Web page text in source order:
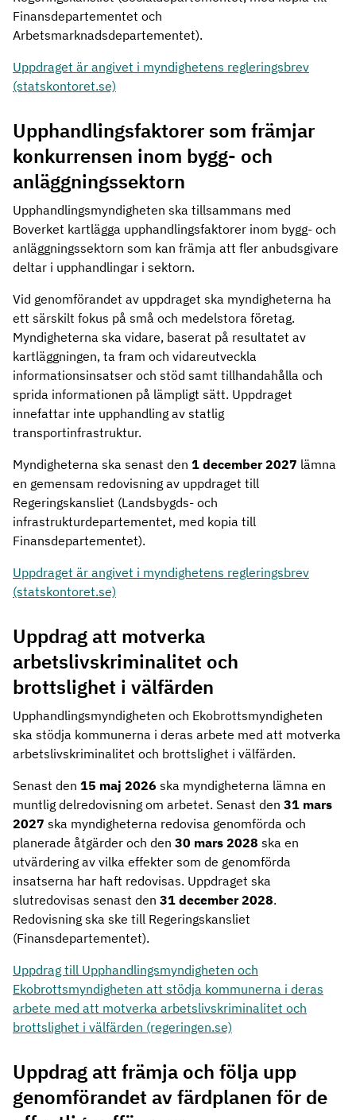
Finansdepartementet och
Arbetsmarknadsdepartementet).
Uppdraget är angivet i myndighetens regleringsbrev
(statskontoret.se)
Upphandlingsfaktorer som främjar
konkurrensen inom bygg- och
anläggningssektorn
Upphandlingsmyndigheten ska tillsammans med
Boverket kartlägga upphandlingsfaktorer inom bygg- och
anläggningssektorn som kan främja att fler anbudsgivare
deltar i upphandlingar i sektorn.
Vid genomförandet av uppdraget ska myndigheterna ha
ett särskilt fokus på små och medelstora företag.
Myndigheterna ska vidare, baserat på resultatet av
kartläggningen, ta fram och vidareutveckla
informationsinsatser och stöd samt tillhandahålla och
sprida informationen på lämpligt sätt. Uppdraget
innefattar inte upphandling av statlig
transportinfrastruktur.
Myndigheterna ska senast den 1 december 2027 lämna
en gemensam redovisning av uppdraget till
Regeringskansliet (Landsbygds- och
infrastrukturdepartementet, med kopia till
Finansdepartementet).
Uppdraget är angivet i myndighetens regleringsbrev
(statskontoret.se)
Uppdrag att motverka
arbetslivskriminalitet och
brottslighet i välfärden
Upphandlingsmyndigheten och Ekobrottsmyndigheten
ska stödja kommunerna i deras arbete med att motverka
arbetslivskriminalitet och brottslighet i välfärden.
Senast den 15 maj 2026 ska myndigheterna lämna en
muntlig delredovisning om arbetet. Senast den 31 mars
2027 ska myndigheterna redovisa genomförda och
planerade åtgärder och den 30 mars 2028 ska en
utvärdering av vilka effekter som de genomförda
insatserna har haft redovisas. Uppdraget ska
slutredovisas senast den 31 december 2028.
Redovisning ska ske till Regeringskansliet
(Finansdepartementet).
Uppdrag till Upphandlingsmyndigheten och
Ekobrottsmyndigheten att stödja kommunerna i deras
arbete med att motverka arbetslivskriminalitet och
brottslighet i välfärden (regeringen.se)
Uppdrag att främja och följa upp
genomförandet av färdplanen för de